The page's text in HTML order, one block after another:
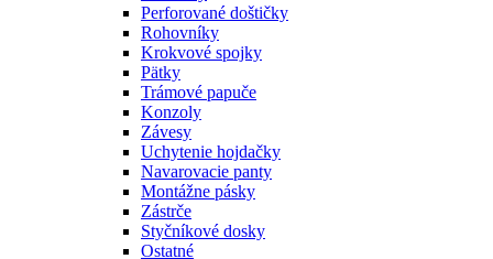
Perforované doštičky
Rohovníky
Krokvové spojky
Pätky
Trámové papuče
Konzoly
Závesy
Uchytenie hojdačky
Navarovacie panty
Montážne pásky
Zástrče
Styčníkové dosky
Ostatné